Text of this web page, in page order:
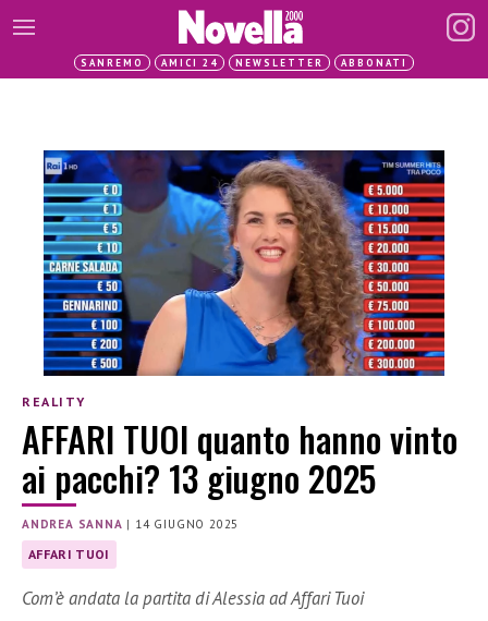
SANREMO AMICI 24 NEWSLETTER ABBONATI
REALITY
AFFARI TUOI quanto hanno vinto
ai pacchi? 13 giugno 2025
ANDREA SANNA | 14 GIUGNO 2025
AFFARI TUOI
Com’è andata la partita di Alessia ad Affari Tuoi